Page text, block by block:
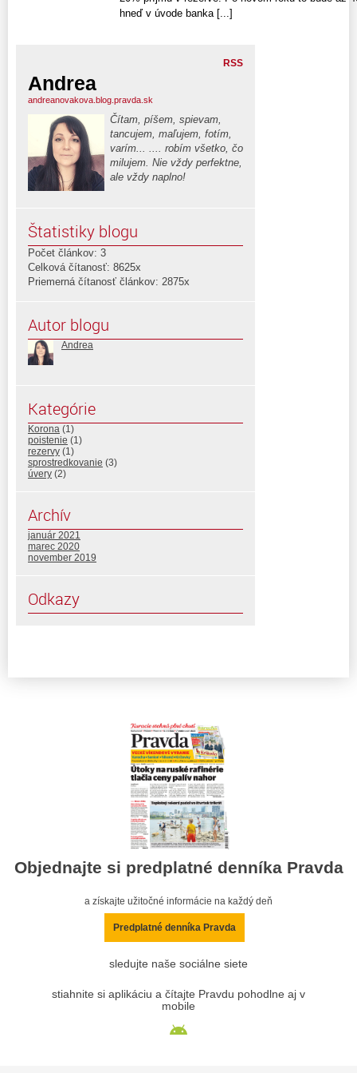
hneď v úvode banka [...]
RSS
Andrea
andreanovakova.blog.pravda.sk
Čítam, píšem, spievam,
tancujem, maľujem, fotím,
varím... .... robím všetko, čo
milujem. Nie vždy perfektne,
ale vždy naplno!
Štatistiky blogu
Počet článkov: 3
Celková čítanosť: 8625x
Priemerná čítanosť článkov: 2875x
Autor blogu
Andrea
Kategórie
Korona (1)
poistenie (1)
rezervy (1)
sprostredkovanie (3)
úvery (2)
Archív
január 2021
marec 2020
november 2019
Odkazy
Objednajte si predplatné denníka Pravda
a získajte užitočné informácie na každý deň
Predplatné denníka Pravda
sledujte naše sociálne siete
stiahnite si aplikáciu a čítajte Pravdu pohodlne aj v
mobile